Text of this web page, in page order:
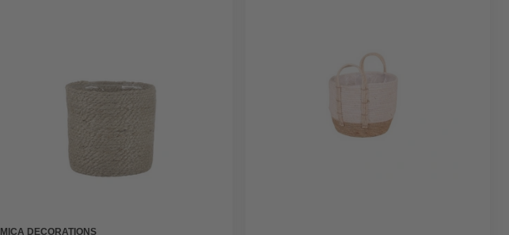
MICA DECORATIONS